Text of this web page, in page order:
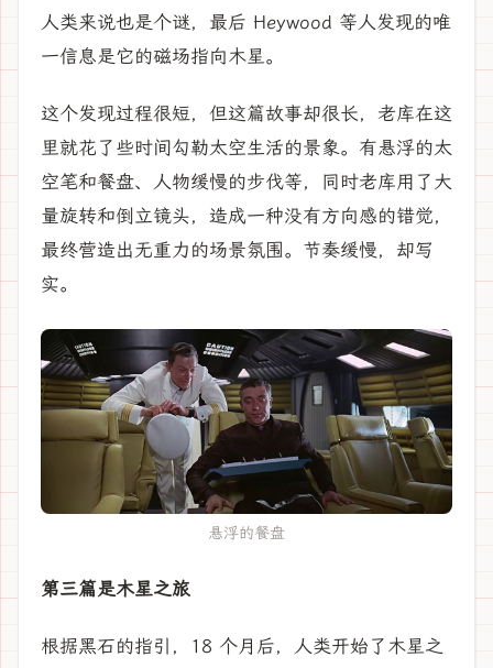
人类来说也是个谜，最后 Heywood 等人发现的唯
一信息是它的磁场指向木星。
这个发现过程很短，但这篇故事却很长，老库在这
里就花了些时间勾勒太空生活的景象。有悬浮的太
空笔和餐盘、人物缓慢的步伐等，同时老库用了大
量旋转和倒立镜头，造成一种没有方向感的错觉，
最终营造出无重力的场景氛围。节奏缓慢，却写
实。
悬浮的餐盘
第三篇是木星之旅
根据黑石的指引，18 个月后，人类开始了木星之